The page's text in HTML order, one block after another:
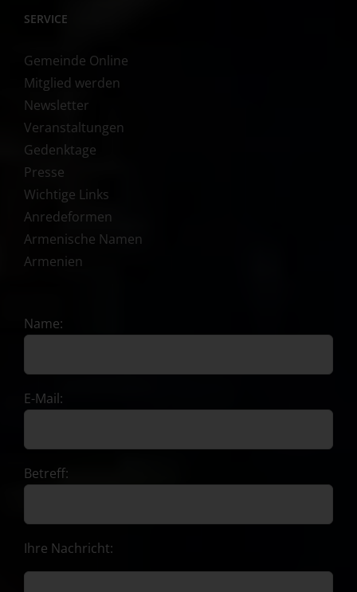
SERVICE
Gemeinde Online
Mitglied werden
Newsletter
Veranstaltungen
Gedenktage
Presse
Wichtige Links
Anredeformen
Armenische Namen
Armenien
Name:
E-Mail:
Betreff:
Ihre Nachricht: